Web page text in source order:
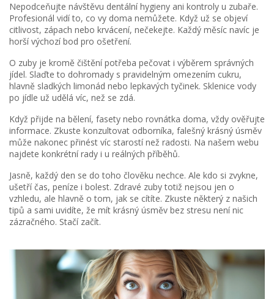
Nepodceňujte návštěvu dentální hygieny ani kontroly u zubaře.
Profesionál vidí to, co vy doma nemůžete. Když už se objeví
citlivost, zápach nebo krvácení, nečekejte. Každý měsíc navíc je
horší výchozí bod pro ošetření.
O zuby je kromě čištění potřeba pečovat i výběrem správných
jídel. Slaďte to dohromady s pravidelným omezením cukru,
hlavně sladkých limonád nebo lepkavých tyčinek. Sklenice vody
po jídle už udělá víc, než se zdá.
Když přijde na bělení, fasety nebo rovnátka doma, vždy ověřujte
informace. Zkuste konzultovat odborníka, falešný krásný úsměv
může nakonec přinést víc starostí než radosti. Na našem webu
najdete konkrétní rady i u reálných příběhů.
Jasně, každý den se do toho člověku nechce. Ale kdo si zvykne,
ušetří čas, peníze i bolest. Zdravé zuby totiž nejsou jen o
vzhledu, ale hlavně o tom, jak se cítíte. Zkuste některý z našich
tipů a sami uvidíte, že mít krásný úsměv bez stresu není nic
zázračného. Stačí začít.